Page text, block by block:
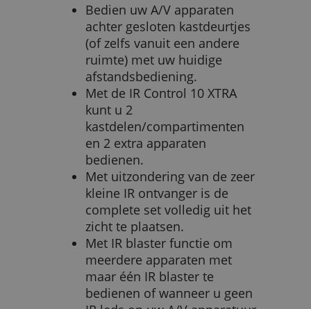
Bedien uw A/V apparaten
achter gesloten kastdeurtjes
(of zelfs vanuit een andere
ruimte) met uw huidige
afstandsbediening.
Met de IR Control 10 XTRA
kunt u 2
kastdelen/compartimenten
en 2 extra apparaten
bedienen.
Met uitzondering van de zeer
kleine IR ontvanger is de
complete set volledig uit het
zicht te plaatsen.
Met IR blaster functie om
meerdere apparaten met
maar één IR blaster te
bedienen of wanneer u geen